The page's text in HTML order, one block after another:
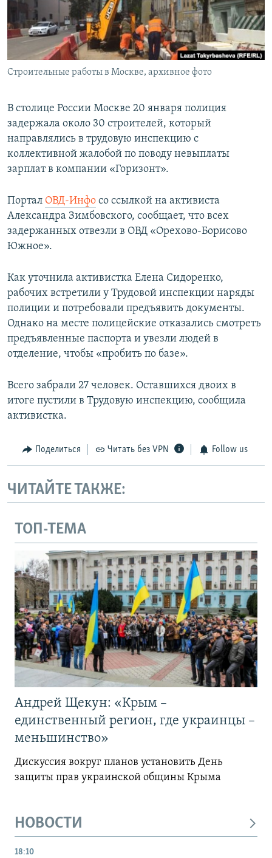
ПОБЕДИТЕЛЕЙ НЕ СУДЯТ?
КРЫМ.НЕПОКОРЕННЫЙ
ELIFBE
УКРАИНСКАЯ ПРОБЛЕМА КРЫМА
ПРИСОЕДИНЯЙТЕСЬ!
Строительные работы в Москве, архивное фото
В столице России Москве 20 января полиция
задержала около 30 строителей, который
направлялись в трудовую инспекцию с
коллективной жалобой по поводу невыплаты
зарплат в компании «Горизонт».
Портал ОВД-Инфо со ссылкой на активиста
Александра Зимбовского, сообщает, что всех
задержанных отвезли в ОВД «Орехово-Борисово
Южное».
Как уточнила активистка Елена Сидоренко,
рабочих встретили у Трудовой инспекции наряды
полиции и потребовали предъявить документы.
Однако на месте полицейские отказались смотреть
предъявленные паспорта и увезли людей в
отделение, чтобы «пробить по базе».
Всего забрали 27 человек. Оставшихся двоих в
итоге пустили в Трудовую инспекцию, сообщила
активистка.
Поделиться Читать без VPN Follow us
ЧИТАЙТЕ ТАКЖЕ:
ТОП-ТЕМА
Андрей Щекун: «Крым –
единственный регион, где украинцы –
меньшинство»
Дискуссия вокруг планов установить День
защиты прав украинской общины Крыма
НОВОСТИ
18:10